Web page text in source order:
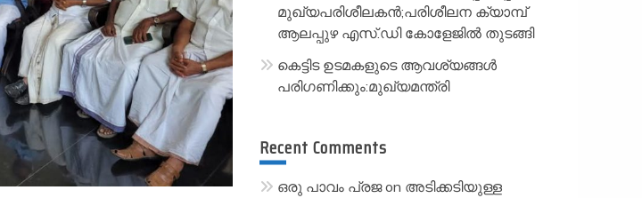
മുഖ്യപരിശീലകൻ;പരിശീലന ക്യാമ്പ്
ആലപ്പുഴ എസ്.ഡി കോളേജിൽ തുടങ്ങി
കെട്ടിട ഉടമകളുടെ ആവശ്യങ്ങൾ
പരിഗണിക്കും:മുഖ്യമന്ത്രി
Recent Comments
ഒരു പാവം പ്രജon അടിക്കടിയുള്ള